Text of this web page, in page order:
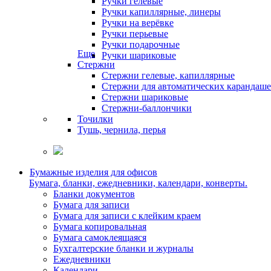
Ручки капиллярные, линеры
Ручки на верёвке
Ручки перьевые
Ручки подарочные
Ручки шариковые
Еще
Стержни
Стержни гелевые, капиллярные
Стержни для автоматических
Стержни шариковые
Стержни-баллончики
Точилки
Тушь, чернила, перья
Бумажные изделия для офисов
Бумага, бланки, ежедневники, календари, конверты.
Бланки документов
Бумага для записи
Бумага для записи с клейким краем
Бумага копировальная
Бумага самоклеящаяся
Бухгалтерские бланки и журналы
Ежедневники